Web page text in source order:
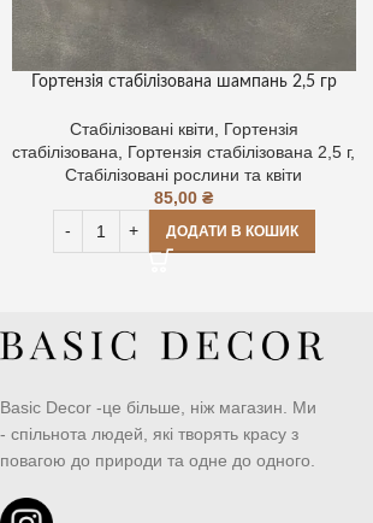
Гортензія стабілізована шампань 2,5 гр
Стабілізовані квіти
Гортензія
стабілізована
Гортензія стабілізована 2,5 г,
Стабілізовані рослини та квіти
85,00₴
ДОДАТИ В КОШИК
Basic Decor -це більше, ніж магазин. Ми
- спільнота людей, які творять красу з
повагою до природи та одне до одного.